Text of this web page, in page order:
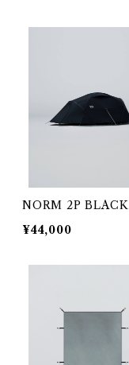
NORM 2P BLACK
¥44,000